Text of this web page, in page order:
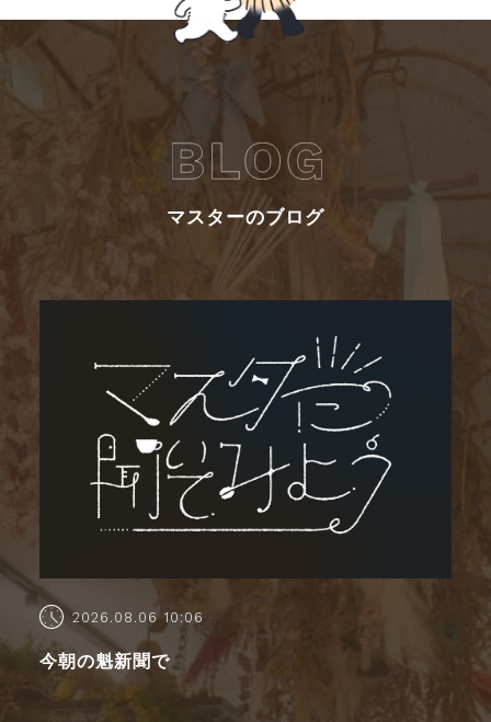
マスターのブログ
2026.08.06 10:06
今朝の魁新聞で